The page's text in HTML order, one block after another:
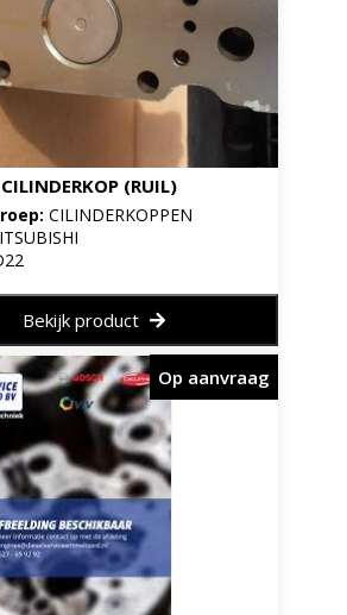
CILINDERKOP (RUIL)
CILINDERKOPPEN
Bekijk product
Op aanvraag